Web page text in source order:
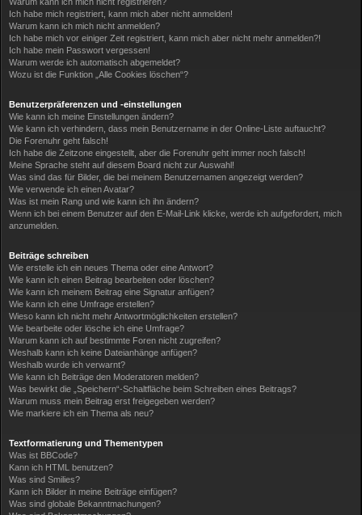
Ich habe mich registriert, kann mich aber nicht anmelden!
Warum kann ich mich nicht anmelden?
Ich habe mich vor einiger Zeit registriert, kann mich aber nicht mehr anmelden?!
Ich habe mein Passwort vergessen!
Warum werde ich automatisch abgemeldet?
Wozu ist die Funktion „Alle Cookies löschen“?
Benutzerpräferenzen und -einstellungen
Wie kann ich meine Einstellungen ändern?
Wie kann ich verhindern, dass mein Benutzername in der Online-Liste auftaucht?
Die Forenuhr geht falsch!
Ich habe die Zeitzone eingestellt, aber die Forenuhr geht immer noch falsch!
Meine Sprache steht auf diesem Board nicht zur Auswahl!
Was sind das für Bilder, die bei meinem Benutzernamen angezeigt werden?
Wie verwende ich einen Avatar?
Was ist mein Rang und wie kann ich ihn ändern?
Wenn ich bei einem Benutzer auf den E-Mail-Link klicke, werde ich aufgefordert, mich
anzumelden.
Beiträge schreiben
Wie erstelle ich ein neues Thema oder eine Antwort?
Wie kann ich einen Beitrag bearbeiten oder löschen?
Wie kann ich meinem Beitrag eine Signatur anfügen?
Wie kann ich eine Umfrage erstellen?
Wieso kann ich nicht mehr Antwortmöglichkeiten erstellen?
Wie bearbeite oder lösche ich eine Umfrage?
Warum kann ich auf bestimmte Foren nicht zugreifen?
Weshalb kann ich keine Dateianhänge anfügen?
Weshalb wurde ich verwarnt?
Wie kann ich Beiträge den Moderatoren melden?
Was bewirkt die „Speichern“-Schaltfläche beim Schreiben eines Beitrags?
Warum muss mein Beitrag erst freigegeben werden?
Wie markiere ich ein Thema als neu?
Textformatierung und Thementypen
Was ist BBCode?
Kann ich HTML benutzen?
Was sind Smilies?
Kann ich Bilder in meine Beiträge einfügen?
Was sind globale Bekanntmachungen?